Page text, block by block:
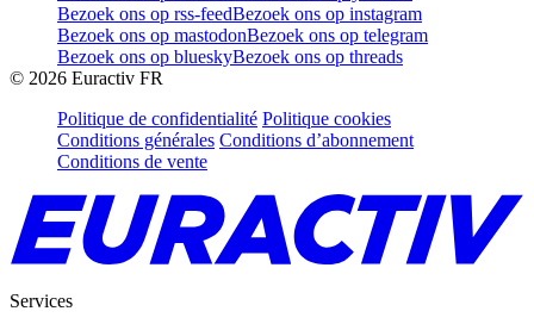
Bezoek ons op rss-feedBezoek ons op instagram
Bezoek ons op mastodonBezoek ons op telegram
Bezoek ons op blueskyBezoek ons op threads
© 2026 Euractiv FR
Politique de confidentialité Politique cookies
Conditions générales Conditions d’abonnement
Conditions de vente
Services